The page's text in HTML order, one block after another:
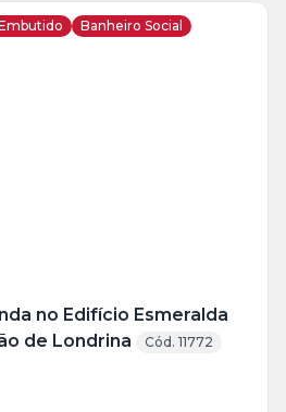
Banheiro Social
no Edifício Esmeralda
de Londrina
Cód. 11772